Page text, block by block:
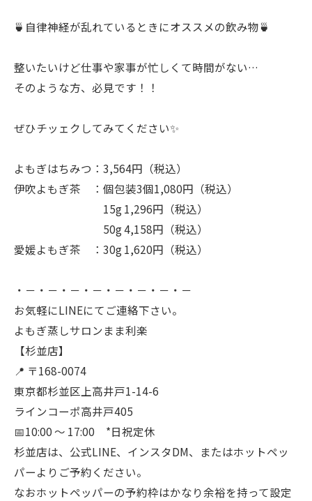
🍵自律神経が乱れているときにオススメの飲み物🍵
整いたいけど仕事や家事が忙しくて時間がない…
そのような方、必見です！！
ぜひチッェクしてみてください✨
よもぎはちみつ：3,564円（税込）
伊吹よもぎ茶 ：個包装3個1,080円（税込）
15g 1,296円（税込）
50g 4,158円（税込）
愛媛よもぎ茶 ：30g 1,620円（税込）
・－・－・－・－・－・－・－・－
お気軽にLINEにてご連絡下さい。
よもぎ蒸しサロンまま利楽
【杉並店】
📍 〒168-0074
東京都杉並区上高井戸1-14-6
ラインコーポ高井戸405
📅10:00 〜 17:00 *日祝定休
杉並店は、公式LINE、インスタDM、またはホットペッ
パーよりご予約ください。
なおホットペッパーの予約枠はかなり余裕を持って設定